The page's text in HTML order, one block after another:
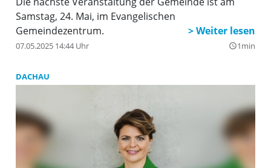
Samstag, 24. Mai, im Evangelischen
Gemeindezentrum.
07.05.2025 14:44 Uhr query_builder1min
DACHAU